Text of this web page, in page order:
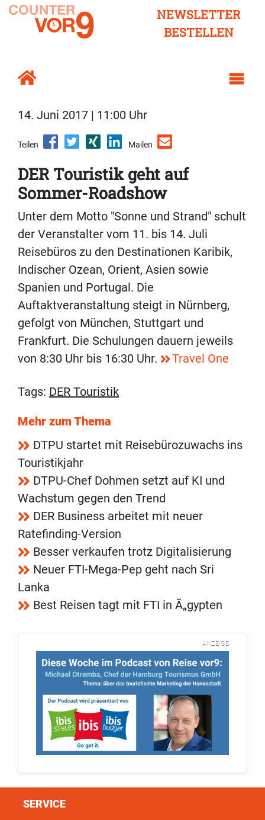
NEWSLETTER
BESTELLEN
14. Juni 2017 | 11:00 Uhr
Teilen Mailen
DER Touristik geht auf
Sommer-Roadshow
Unter dem Motto "Sonne und Strand" schult
der Veranstalter vom 11. bis 14. Juli
Reisebüros zu den Destinationen Karibik,
Indischer Ozean, Orient, Asien sowie
Spanien und Portugal. Die
Auftaktveranstaltung steigt in Nürnberg,
gefolgt von München, Stuttgart und
Frankfurt. Die Schulungen dauern jeweils
von 8:30 Uhr bis 16:30 Uhr.
Travel One
Tags: DER Touristik
Mehr zum Thema
DTPU startet mit Reisebürozuwachs ins
Touristikjahr
DTPU-Chef Dohmen setzt auf KI und
Wachstum gegen den Trend
DER Business arbeitet mit neuer
Ratefinding-Version
Besser verkaufen trotz Digitalisierung
Neuer FTI-Mega-Pep geht nach Sri
Lanka
Best Reisen tagt mit FTI in Ã„gypten
ANZEIGE
SERVICE